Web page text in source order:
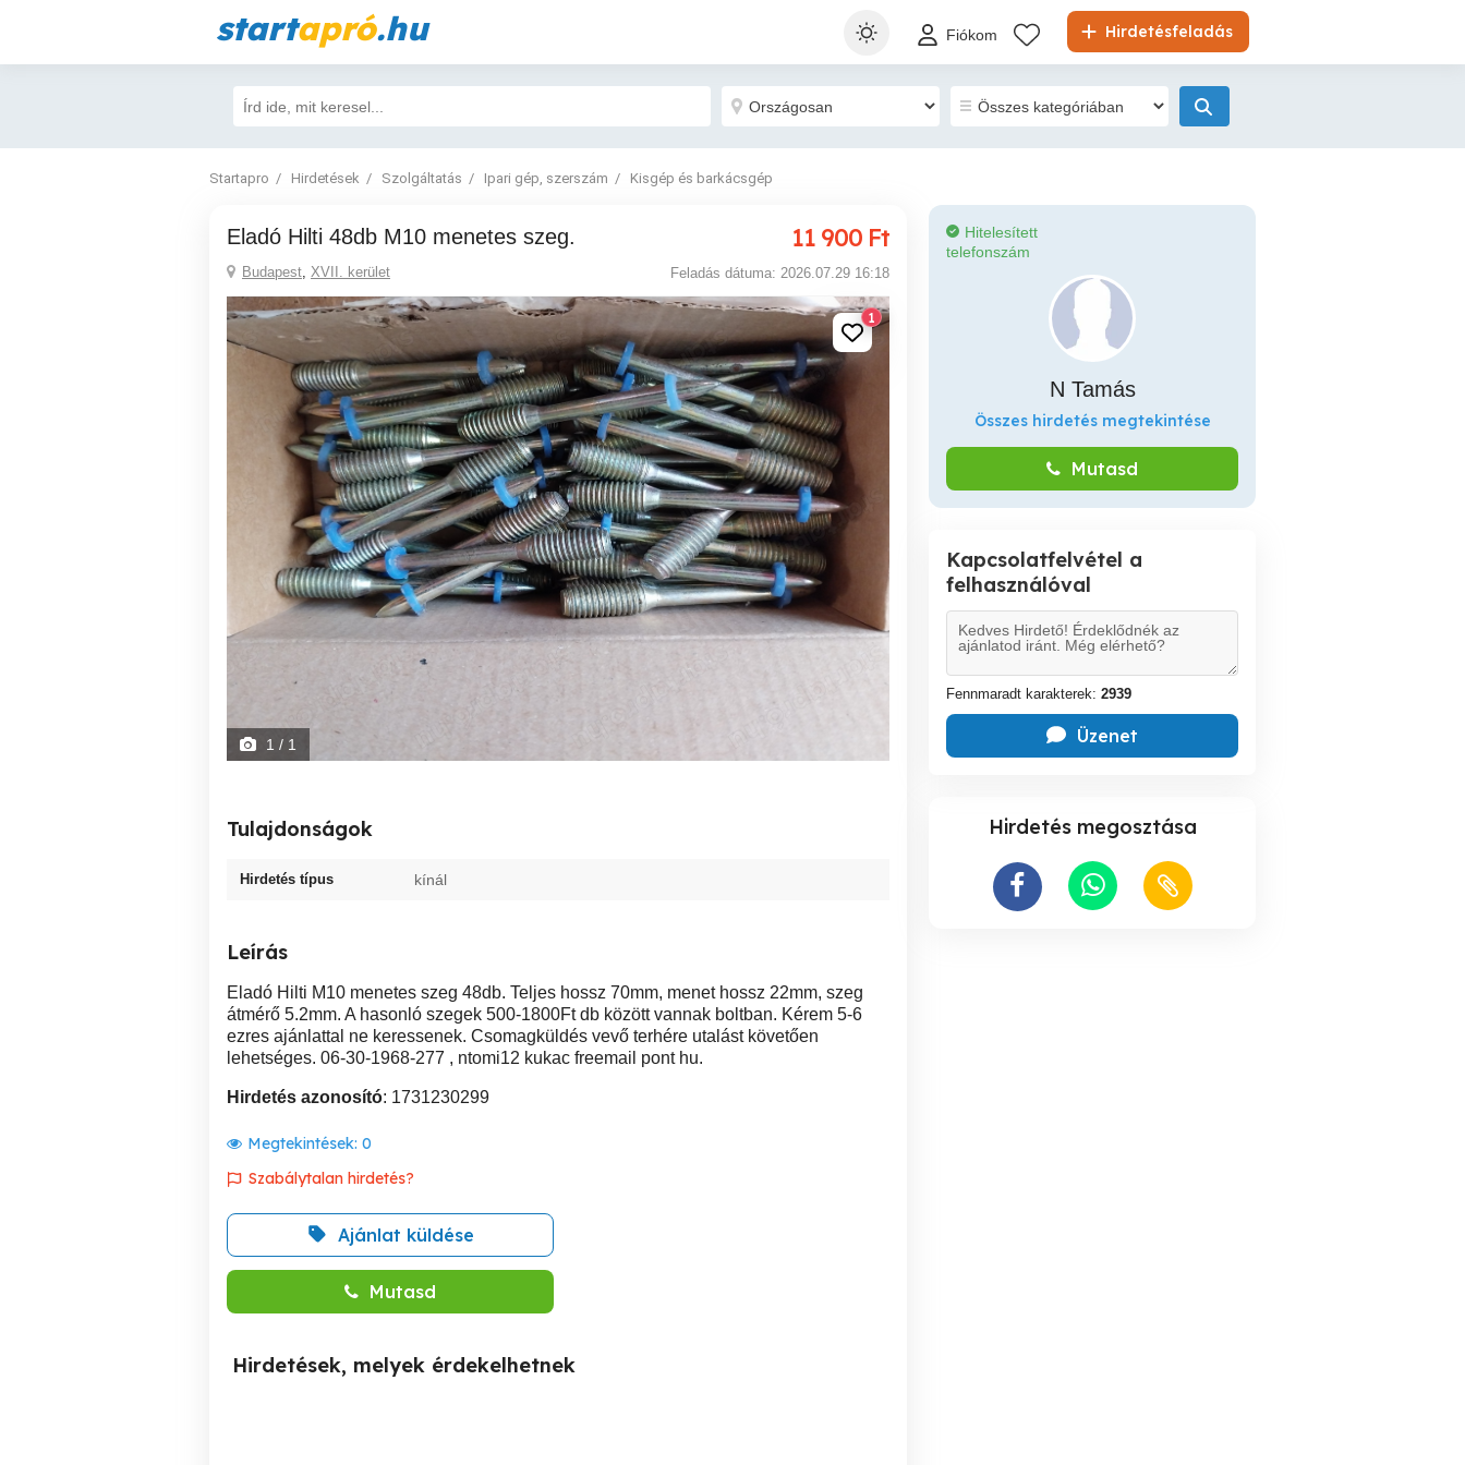
startapró.hu Hirdetésfeladás
Fiókom
Startapro Hirdetések Szolgáltatás Ipari gép, szerszám Kisgép és barkácsgép
Eladó Hilti 48db M10 menetes szeg. 11 900 Ft
Budapest, XVII. kerület Feladás dátuma: 2026.07.29 16:18
1
1 / 1
Tulajdonságok
Hirdetés típus kínál
Leírás
Eladó Hilti M10 menetes szeg 48db. Teljes hossz 70mm, menet hossz 22mm, szeg
átmérő 5.2mm. A hasonló szegek 500-1800Ft db között vannak boltban. Kérem 5-6
ezres ajánlattal ne keressenek. Csomagküldés vevő terhére utalást követően
lehetséges. 06-30-1968-277 , ntomi12 kukac freemail pont hu.
Hirdetés azonosító: 1731230299
Megtekintések: 0
Szabálytalan hirdetés?
Ajánlat küldése
Mutasd
Hirdetések, melyek érdekelhetnek
Hitelesített
telefonszám
N Tamás
Összes hirdetés megtekintése
Mutasd
Kapcsolatfelvétel a
felhasználóval
Fennmaradt karakterek: 2939
Üzenet
Hirdetés megosztása